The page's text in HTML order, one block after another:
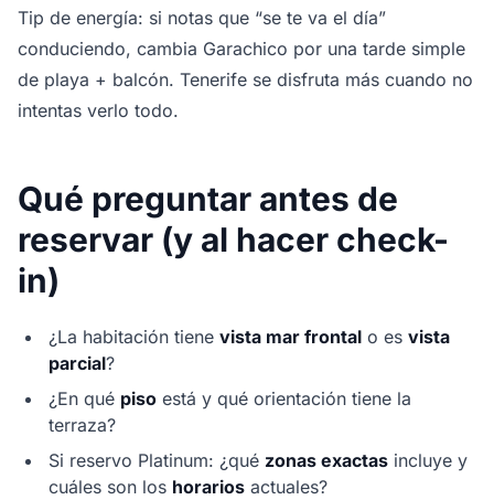
Tip de energía: si notas que “se te va el día”
conduciendo, cambia Garachico por una tarde simple
de playa + balcón. Tenerife se disfruta más cuando no
intentas verlo todo.
Qué preguntar antes de
reservar (y al hacer check-
in)
¿La habitación tiene vista mar frontal o es vista
parcial?
¿En qué piso está y qué orientación tiene la
terraza?
Si reservo Platinum: ¿qué zonas exactas incluye y
cuáles son los horarios actuales?